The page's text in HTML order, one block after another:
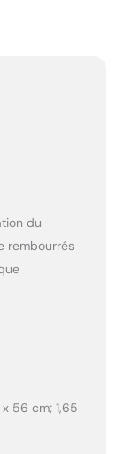
du
rembourrés
56 cm; 1,65